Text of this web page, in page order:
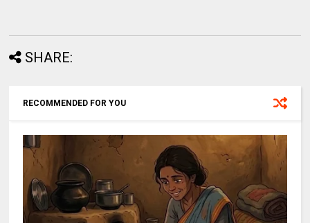
SHARE:
RECOMMENDED FOR YOU